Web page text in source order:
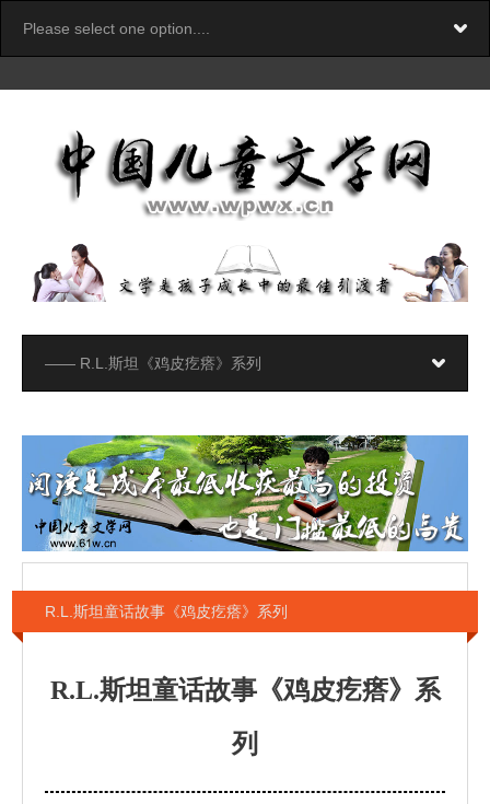
R.L.斯坦童话故事《鸡皮疙瘩》系列
R.L.斯坦童话故事《鸡皮疙瘩》系
列